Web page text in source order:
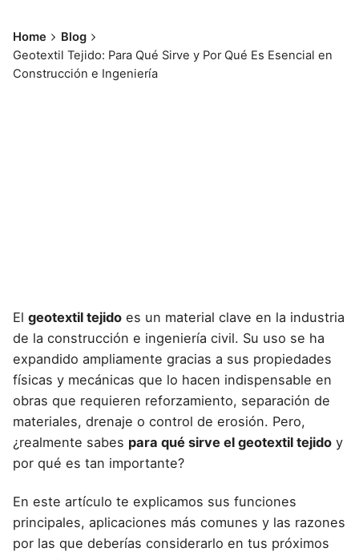
Home
Blog
Geotextil Tejido: Para Qué Sirve y Por Qué Es Esencial en
Construcción e Ingeniería
El geotextil tejido es un material clave en la industria
de la construcción e ingeniería civil. Su uso se ha
expandido ampliamente gracias a sus propiedades
físicas y mecánicas que lo hacen indispensable en
obras que requieren reforzamiento, separación de
materiales, drenaje o control de erosión. Pero,
¿realmente sabes para qué sirve el geotextil tejido y
por qué es tan importante?
En este artículo te explicamos sus funciones
principales, aplicaciones más comunes y las razones
por las que deberías considerarlo en tus próximos